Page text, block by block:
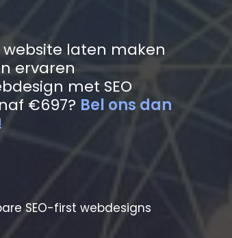
website laten maken
ervaren
met SEO
€697? Bel ons dan
!
SEO-first webdesigns